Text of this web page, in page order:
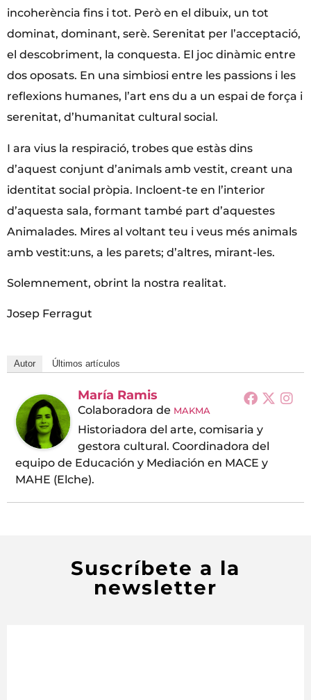
incoherència fins i tot. Però en el dibuix, un tot
dominat, dominant, serè. Serenitat per l’acceptació,
el descobriment, la conquesta. El joc dinàmic entre
dos oposats. En una simbiosi entre les passions i les
reflexions humanes, l’art ens du a un espai de força i
serenitat, d’humanitat cultural social.
I ara vius la respiració, trobes que estàs dins
d’aquest conjunt d’animals amb vestit, creant una
identitat social pròpia. Incloent-te en l’interior
d’aquesta sala, formant també part d’aquestes
Animalades. Mires al voltant teu i veus més animals
amb vestit:uns, a les parets; d’altres, mirant-les.
Solemnement, obrint la nostra realitat.
Josep Ferragut
Autor Últimos artículos
María Ramis
Colaboradora de MAKMA
Historiadora del arte, comisaria y
gestora cultural. Coordinadora del
equipo de Educación y Mediación en MACE y
MAHE (Elche).
Suscríbete a la
newsletter